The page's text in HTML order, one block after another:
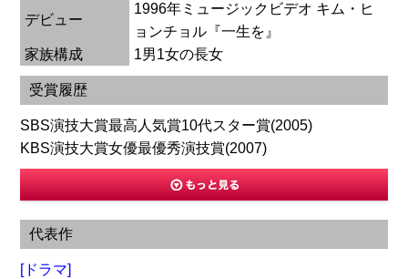
デビュー
1996年ミュージックビデオ キム・ヒ
ョンチョル『一生を』
家族構成
1男1女の長女
受賞履歴
SBS演技大賞最高人気賞10代スター賞(2005)
KBS演技大賞女優最優秀演技賞(2007)
代表作
[ドラマ]